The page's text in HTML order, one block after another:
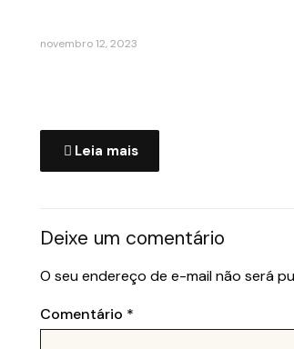
novembro 12, 2023
Leia mais
Deixe um comentário
O seu endereço de e-mail não será
Comentário *